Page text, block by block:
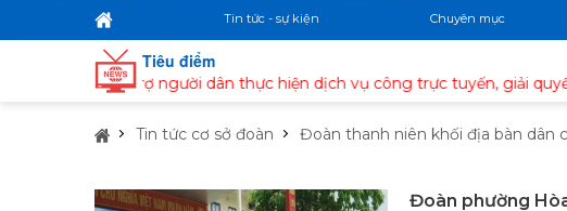
Tin tức - sự kiện Chuyên mục
Tiêu điểm
và hỗ trợ người dân thực hiện dịch vụ công trực tuyến, giải quyết thủ tục
Tin tức cơ sở đoàn Đoàn thanh niên khối địa bàn dân
Đoàn phường